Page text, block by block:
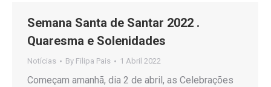
Semana Santa de Santar 2022 .
Quaresma e Solenidades
Notícias By Filipa Pais 1 Abril 2022
Começam amanhã, dia 2 de abril, as Celebrações